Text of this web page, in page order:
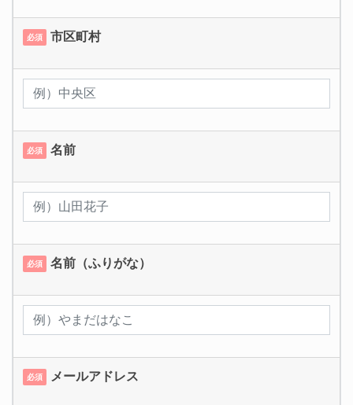
必須 市区町村
必須 名前
必須 名前（ふりがな）
必須 メールアドレス